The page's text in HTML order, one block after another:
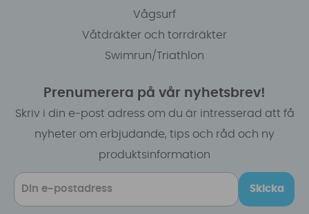
Vågsurf
Våtdräkter och torrdräkter
Swimrun/Triathlon
Prenumerera på vår nyhetsbrev!
Skriv i din e-post adress om du är intresserad att få
nyheter om erbjudande, tips och råd och ny
produktsinformation
Skicka